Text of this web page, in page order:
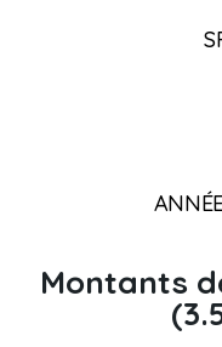
Montants